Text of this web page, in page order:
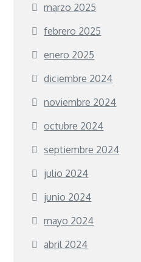
marzo 2025
febrero 2025
enero 2025
diciembre 2024
noviembre 2024
octubre 2024
septiembre 2024
julio 2024
junio 2024
mayo 2024
abril 2024